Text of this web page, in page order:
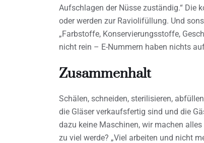
Aufschlagen der Nüsse zuständig.“ Die
oder werden zur Raviolifüllung. Und
„Farbstoffe, Konservierungsstoffe,
nicht rein – E-Nummern haben nichts
Zusammenhalt
Schälen, schneiden, sterilisieren,
die Gläser verkaufsfertig sind und die
dazu keine Maschinen, wir machen
zu viel werde? „Viel arbeiten und nicht